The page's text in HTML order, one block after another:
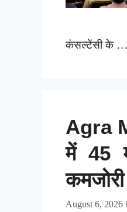
कंसल्टेंसी के …
Agra
में 45
August 6, 2026